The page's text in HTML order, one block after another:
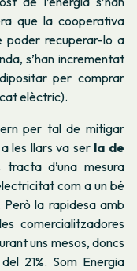
que la cooperativa
poder recuperar-lo a
s’han incrementat
per comprar
elèctric).
per tal de mitigar
les llars va ser la de
d’una mesura
com a un bé
la rapidesa amb
comercialitzadores
uns mesos, doncs
21%. Som Energia